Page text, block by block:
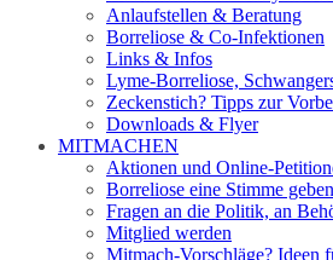
Anlaufstellen & Beratung
Borreliose & Co-Infektionen
Links & Infos
Lyme-Borreliose,
Zeckenstich? Tipps zur
Downloads & Flyer
MITMACHEN
Aktionen und Online-
Borreliose eine Stimme
Fragen an die Politik, an
Mitglied werden
Mitmach-Vorschläge? Ideen